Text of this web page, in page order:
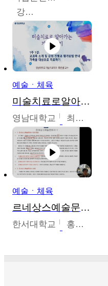
강경아
예술ㆍ체육
미술치료로알아가는가족이야기
영남대학교 최선남
예술ㆍ체육
르네상스예술문화사
한서대학교 홍창호